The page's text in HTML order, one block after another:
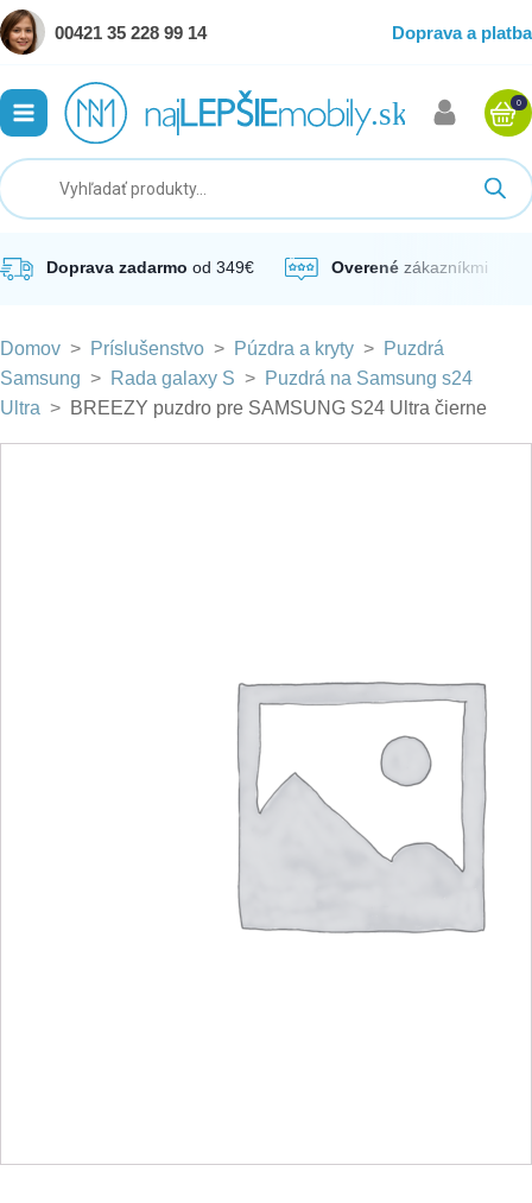
00421 35 228 99 14 Doprava a platba
0
Doprava zadarmo od 349€ Overené zákazníkmi
Domov > Príslušenstvo > Púzdra a kryty > Puzdrá
Samsung > Rada galaxy S > Puzdrá na Samsung s24
Ultra > BREEZY puzdro pre SAMSUNG S24 Ultra čierne